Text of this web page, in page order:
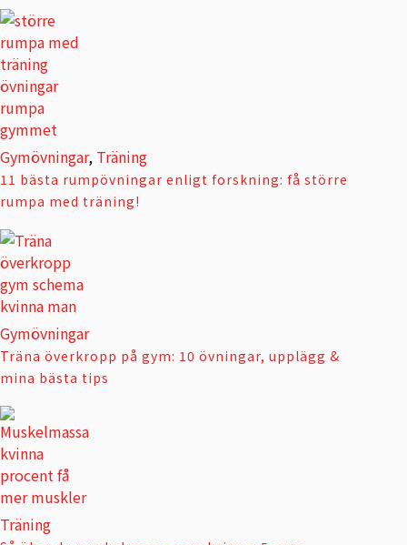
Gymövningar, Träning
11 bästa rumpövningar enligt forskning: få större
rumpa med träning!
Gymövningar
Träna överkropp på gym: 10 övningar, upplägg &
mina bästa tips
Träning